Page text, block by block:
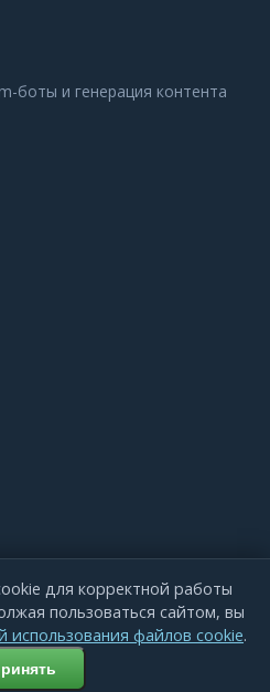
боты и генерация контента
и решения для бизнеса
cookie
для корректной работы
пользоваться сайтом, вы
использования файлов cookie.